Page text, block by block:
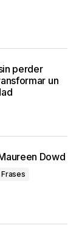
perder
un
Dowd
Frases